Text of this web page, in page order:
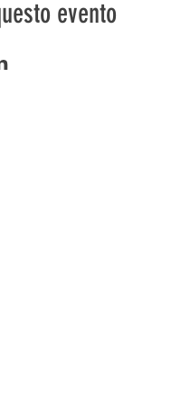
evento